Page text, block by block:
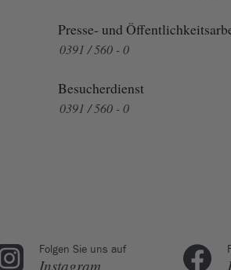
Presse- und
0391 / 560 - 0
Besucherdienst
0391 / 560 - 0
Folgen Sie uns auf
Instagram